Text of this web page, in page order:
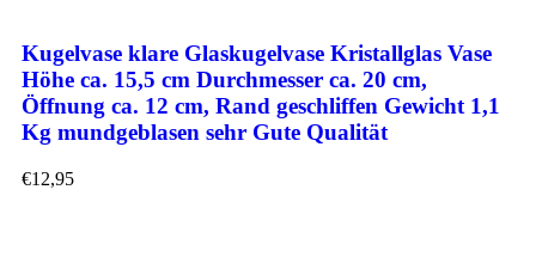
Kugelvase klare Glaskugelvase Kristallglas Vase
Höhe ca. 15,5 cm Durchmesser ca. 20 cm,
Öffnung ca. 12 cm, Rand geschliffen Gewicht 1,1
Kg mundgeblasen sehr Gute Qualität
€12,95